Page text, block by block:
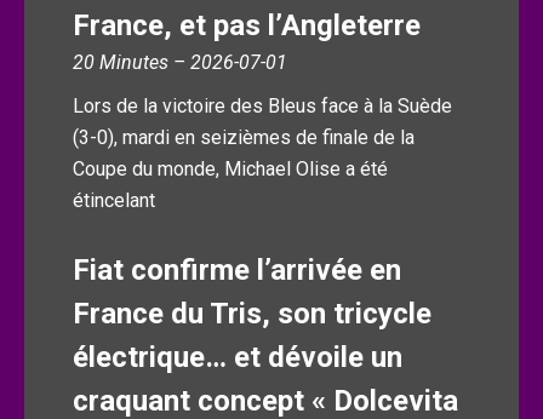
France, et pas l’Angleterre
20 Minutes – 2026-07-01
Lors de la victoire des Bleus face à la Suède
(3-0), mardi en seizièmes de finale de la
Coupe du monde, Michael Olise a été
étincelant
Fiat confirme l’arrivée en
France du Tris, son tricycle
électrique… et dévoile un
craquant concept « Dolcevita